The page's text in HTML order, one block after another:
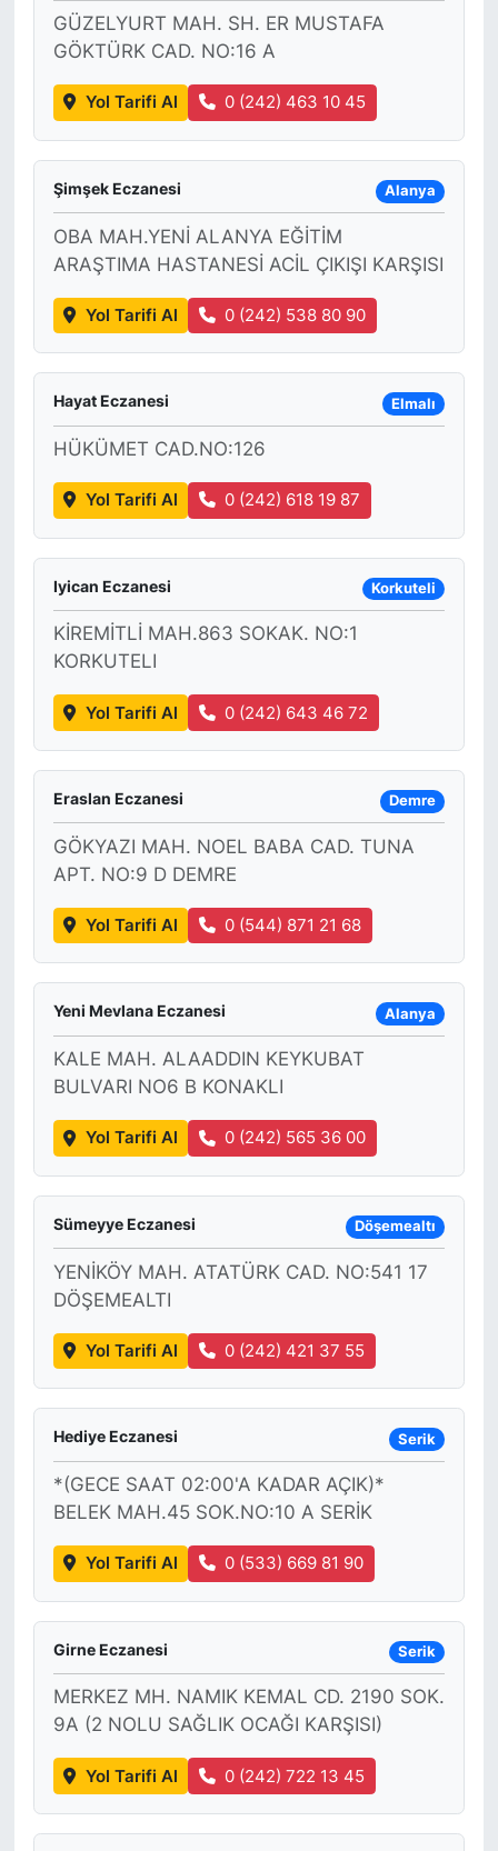
GÜZELYURT MAH. SH. ER MUSTAFA
GÖKTÜRK CAD. NO:16 A
Yol Tarifi Al 0 (242) 463 10 45
Şimşek Eczanesi Alanya
OBA MAH.YENİ ALANYA EĞİTİM
ARAŞTIMA HASTANESİ ACİL ÇIKIŞI KARŞISI
Yol Tarifi Al 0 (242) 538 80 90
Hayat Eczanesi Elmalı
HÜKÜMET CAD.NO:126
Yol Tarifi Al 0 (242) 618 19 87
Iyican Eczanesi Korkuteli
KİREMİTLİ MAH.863 SOKAK. NO:1
KORKUTELI
Yol Tarifi Al 0 (242) 643 46 72
Eraslan Eczanesi Demre
GÖKYAZI MAH. NOEL BABA CAD. TUNA
APT. NO:9 D DEMRE
Yol Tarifi Al 0 (544) 871 21 68
Yeni Mevlana Eczanesi Alanya
KALE MAH. ALAADDIN KEYKUBAT
BULVARI NO6 B KONAKLI
Yol Tarifi Al 0 (242) 565 36 00
Sümeyye Eczanesi Döşemealtı
YENİKÖY MAH. ATATÜRK CAD. NO:541 17
DÖŞEMEALTI
Yol Tarifi Al 0 (242) 421 37 55
Hediye Eczanesi Serik
*(GECE SAAT 02:00'A KADAR AÇIK)*
BELEK MAH.45 SOK.NO:10 A SERİK
Yol Tarifi Al 0 (533) 669 81 90
Girne Eczanesi Serik
MERKEZ MH. NAMIK KEMAL CD. 2190 SOK.
9A (2 NOLU SAĞLIK OCAĞI KARŞISI)
Yol Tarifi Al 0 (242) 722 13 45